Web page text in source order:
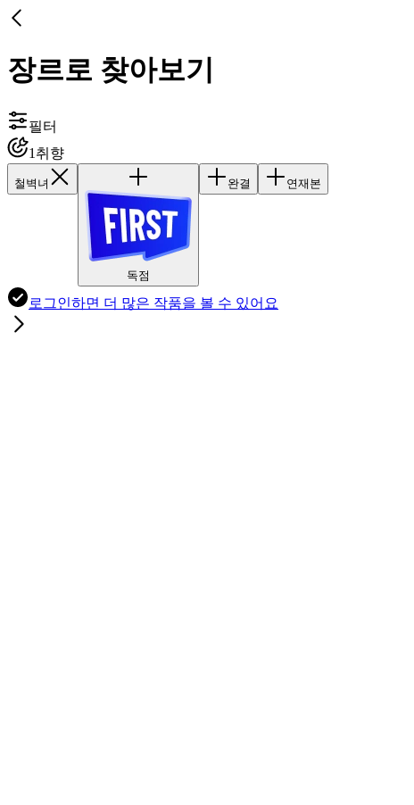
장르로 찾아보기
필터
1 취향
철벽녀
독점
완결 연재본
로그인하면 더 많은 작품을 볼 수 있어요